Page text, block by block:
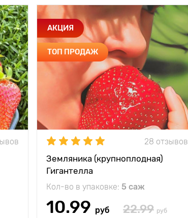
АКЦИЯ
ТОП ПРОДАЖ
28 отзывов
Земляника (крупноплодная)
Гигантелла
Кол-во в упаковке: 5 саж
10.99 руб 22.99 руб